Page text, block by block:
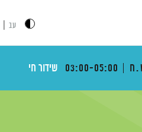
עב
03:00-05:00 שידור חי